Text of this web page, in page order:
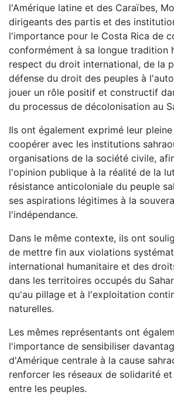
l'Amérique latine et des Caraïbes,
dirigeants des partis et des
l'importance pour le Costa Rica de
conformément à sa longue tradition
respect du droit international, de la
défense du droit des peuples à
jouer un rôle positif et constructif
du processus de décolonisation au
Ils ont également exprimé leur
coopérer avec les institutions
organisations de la société civile,
l'opinion publique à la réalité de la
résistance anticoloniale du peuple
ses aspirations légitimes à la
l'indépendance.
Dans le même contexte, ils ont
de mettre fin aux violations
international humanitaire et des
dans les territoires occupés du
qu'au pillage et à l'exploitation
naturelles.
Les mêmes représentants ont
l'importance de sensibiliser
d'Amérique centrale à la cause
renforcer les réseaux de solidarité
entre les peuples.